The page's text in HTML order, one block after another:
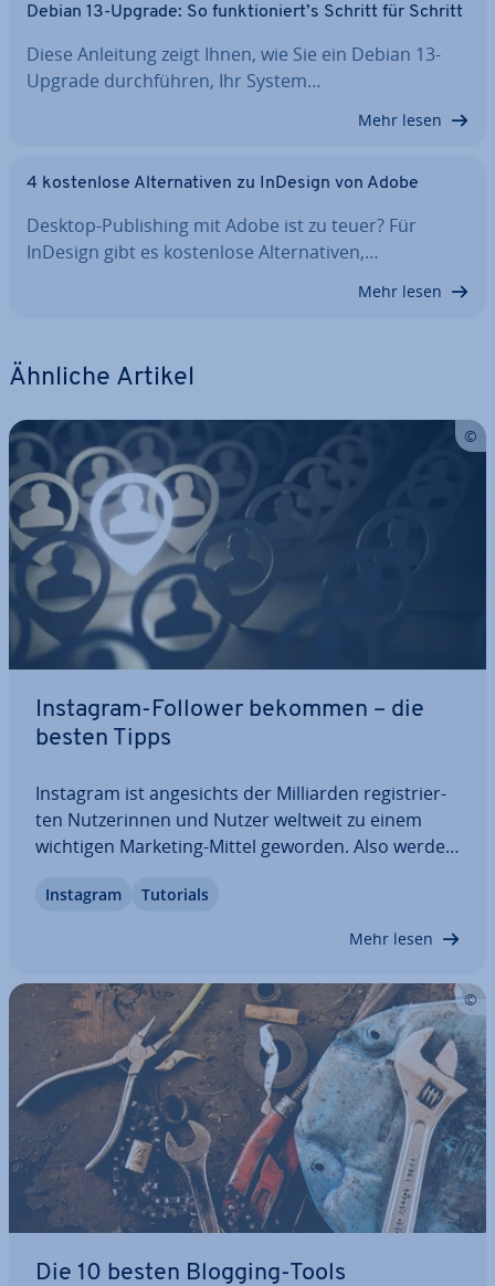
Debian 13-Upgrade: So funk­tio­niert’s Schritt für Schritt
Diese Anleitung zeigt Ihnen, wie Sie ein Debian 13-
Upgrade durch­füh­ren, Ihr System…
Mehr lesen
4 kos­ten­lo­se Al­ter­na­ti­ven zu InDesign von Adobe
Desktop-Pu­bli­shing mit Adobe ist zu teuer? Für
InDesign gibt es kos­ten­lo­se Al­ter­na­ti­ven,…
Mehr lesen
Ähnliche Artikel
Instagram-Follower bekommen – die
besten Tipps
Instagram ist an­ge­sichts der Mil­li­ar­den re­gis­trier­
ten Nut­ze­rin­nen und Nutzer weltweit zu einem
wichtigen Marketing-Mittel geworden. Also werden
Vi­deo­clips hoch­ge­la­den, um damit möglichst mehr
Instagram Tutorials
Mehr lesen
Die 10 besten Blogging-Tools